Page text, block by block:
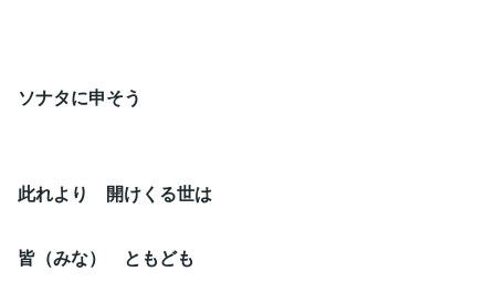
ソナタに申そう
此れより 開けくる世は
皆（みな） ともども